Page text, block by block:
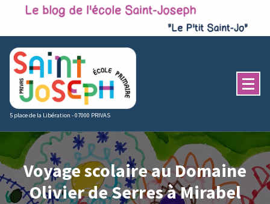
content
5 place de la Libération - 07000 PRIVAS
Voyage scolaire au Domaine
Olivier de Serres à Mirabel